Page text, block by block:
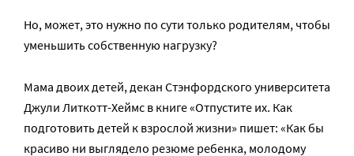
Но, может, это нужно по сути только родителям, чтобы
уменьшить собственную нагрузку?
Мама двоих детей, декан Стэнфордского университета
Джули Литкотт-Хеймс в книге «Отпустите их. Как
подготовить детей к взрослой жизни» пишет: «Как бы
красиво ни выглядело резюме ребенка, молодому